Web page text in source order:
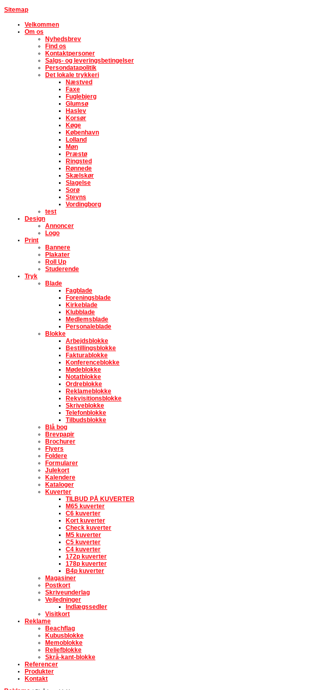
Sitemap
Velkommen
Om os
Nyhedsbrev
Find os
Kontaktpersoner
Salgs- og leveringsbetingelser
Persondatapolitik
Det lokale trykkeri
Næstved
Faxe
Fuglebjerg
Glumsø
Haslev
Korsør
Køge
København
Lolland
Møn
Præstø
Ringsted
Rønnede
Skælskør
Slagelse
Sorø
Stevns
Vordingborg
test
Design
Annoncer
Logo
Print
Bannere
Plakater
Roll Up
Studerende
Tryk
Blade
Fagblade
Foreningsblade
Kirkeblade
Klubblade
Medlemsblade
Personaleblade
Blokke
Arbejdsblokke
Bestillingsblokke
Fakturablokke
Konferenceblokke
Mødeblokke
Notatblokke
Ordreblokke
Reklameblokke
Rekvisitionsblokke
Skriveblokke
Telefonblokke
Tilbudsblokke
Blå bog
Brevpapir
Brochurer
Flyers
Foldere
Formularer
Julekort
Kalendere
Kataloger
Kuverter
TILBUD PÅ KUVERTER
M65 kuverter
C6 kuverter
Kort kuverter
Check kuverter
M5 kuverter
C5 kuverter
C4 kuverter
172p kuverter
178p kuverter
B4p kuverter
Magasiner
Postkort
Skriveunderlag
Vejledninger
Indlægssedler
Visitkort
Reklame
Beachflag
Kubusblokke
Memoblokke
Reliefblokke
Skrå-kant-blokke
Referencer
Produkter
Kontakt